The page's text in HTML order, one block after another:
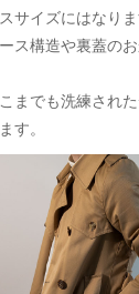
サイズにはなり
ス構造や裏蓋の
までも洗練され
す。